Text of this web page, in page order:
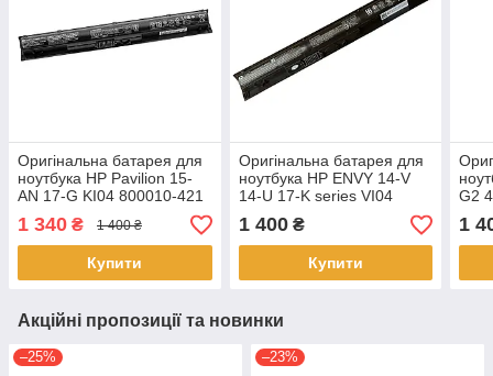
Оригінальна батарея для
ноутбука HP Pavilion 15-
AN 17-G KI04 800010-421
800049-001
1 340 ₴ 1 400 ₴
Купити
Оригінальна батарея для
ноутбука HP ENVY 14-V
14-U 17-K series VI04
756744-001
1 400₴
Купити
G2
001
1
Акційні пропозиції та новинки
–25% –23%